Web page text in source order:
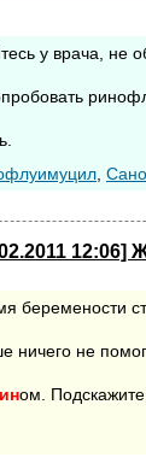
у врача, не
12:06]
беремености
ничего не
ом.